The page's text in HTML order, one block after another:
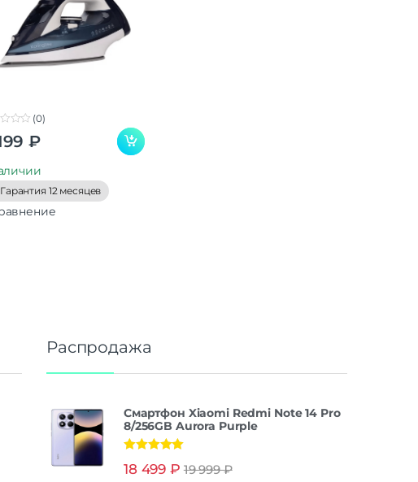
(0)
₽
Гарантия 12 месяцев
Распродажа
Смартфон Xiaomi Redmi Note 14 Pro
8/256GB Aurora Purple
из 5
18 499 ₽ 19 999₽